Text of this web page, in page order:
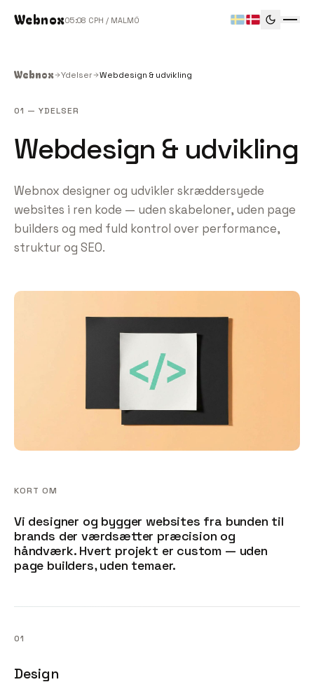
Webnox05 08 CPH / MALMÖ
Webnox Ydelser Webdesign & udvikling
01 — YDELSER
Webdesign & udvikling
Webnox designer og udvikler skræddersyede
websites i ren kode — uden skabeloner, uden page
builders og med fuld kontrol over performance,
struktur og SEO.
KORT OM
Vi designer og bygger websites fra bunden til
brands der værdsætter præcision og
håndværk. Hvert projekt er custom — uden
page builders, uden temaer.
01
Design